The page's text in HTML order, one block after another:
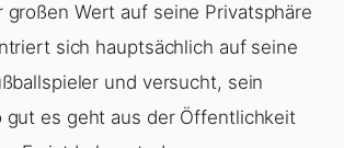
großen Wert auf seine Privatsphäre
sich hauptsächlich auf seine
und versucht, sein
gut es geht aus der Öffentlichkeit